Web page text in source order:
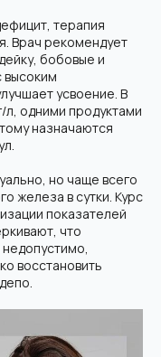
терапия
Врач рекомендует
бобовые и
высоким
усвоение. В
л, одними продуктами
назначаются
но чаще всего
железа в сутки. Курс
показателей
что
восстановить